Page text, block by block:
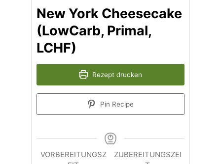
New York Cheesecake
(LowCarb, Primal,
LCHF)
Rezept drucken
Pin Recipe
VORBEREITUNGSZ
ZUBEREITUNGSZEI